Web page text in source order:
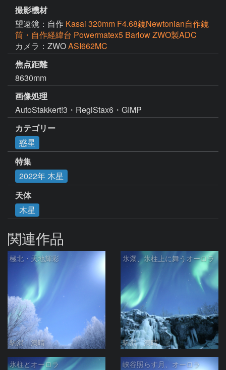
撮影機材
望遠鏡：自作 Kasai 320mm F4.68鏡Newtonian自作鏡
筒・自作経緯台 Powermatex5 Barlow ZWO製ADC
カメラ：ZWOASI662MC
焦点距離
8630mm
画像処理
AutoStakkert!3・RegiStax6・GIMP
カテゴリー
惑星
特集
2022年 木星
天体
木星
関連作品
極北・天地輝彩
駒沢 満晴
氷瀑、氷柱上に舞うオーロラ
駒沢 満晴
氷柱とオーロラ 峡谷照らす月、オーロラ